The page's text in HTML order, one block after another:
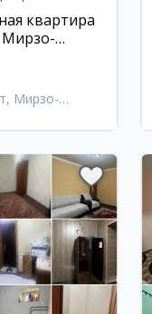
квартира
Мирзо-
Мирзо-